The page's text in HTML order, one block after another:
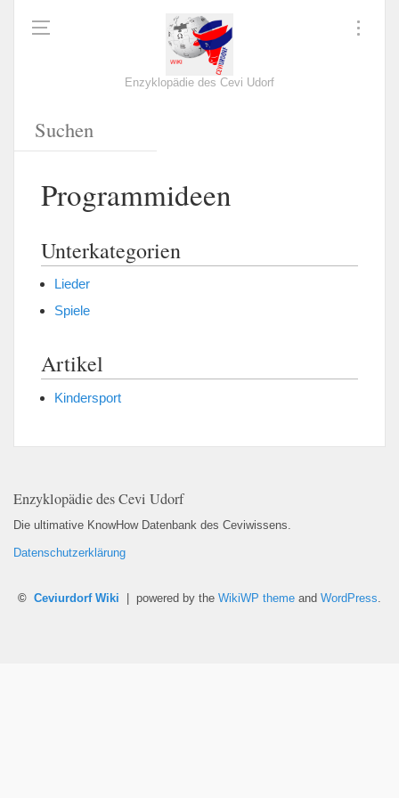
Enzyklopädie des Cevi Udorf
Programmideen
Unterkategorien
Lieder
Spiele
Artikel
Kindersport
Enzyklopädie des Cevi Udorf
Die ultimative KnowHow Datenbank des Ceviwissens.
Datenschutzerklärung
© Ceviurdorf Wiki | powered by the WikiWP theme and WordPress.